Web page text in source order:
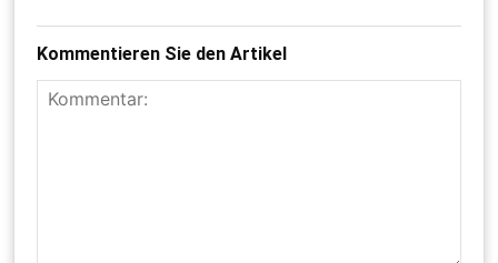
Kommentieren Sie den Artikel